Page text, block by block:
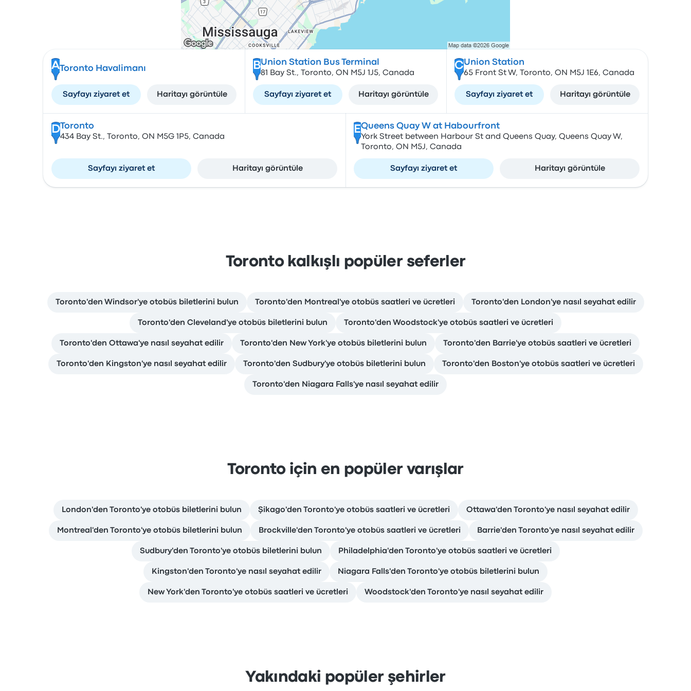
AToronto Havalimanı
Sayfayı ziyaret et Haritayı görüntüle
BUnion Station Bus Terminal
81 Bay St., Toronto, ON M5J 1J5, Canada
Sayfayı ziyaret et Haritayı görüntüle
CUnion Station
65 Front St W, Toronto, ON M5J 1E6, Canada
Sayfayı ziyaret et Haritayı görüntüle
DToronto
434 Bay St., Toronto, ON M5G 1P5, Canada
Sayfayı ziyaret et Haritayı görüntüle
EQueens Quay W at Habourfront
York Street between Harbour St and Queens Quay, Queens Quay W,
Toronto, ON M5J, Canada
Sayfayı ziyaret et Haritayı görüntüle
Toronto kalkışlı popüler seferler
Toronto'den Windsor'ye otobüs biletlerini bulun Toronto'den Montreal'ye otobüs saatleri ve ücretleri Toronto'den London'ye nasıl seyahat edilir
Toronto'den Cleveland'ye otobüs biletlerini bulun Toronto'den Woodstock'ye otobüs saatleri ve ücretleri
Toronto'den Ottawa'ye nasıl seyahat edilir Toronto'den New York'ye otobüs biletlerini bulun Toronto'den Barrie'ye otobüs saatleri ve ücretleri
Toronto'den Kingston'ye nasıl seyahat edilir Toronto'den Sudbury'ye otobüs biletlerini bulun Toronto'den Boston'ye otobüs saatleri ve ücretleri
Toronto'den Niagara Falls'ye nasıl seyahat edilir
Toronto için en popüler varışlar
London'den Toronto'ye otobüs biletlerini bulun Şikago'den Toronto'ye otobüs saatleri ve ücretleri Ottawa'den Toronto'ye nasıl seyahat edilir
Montreal'den Toronto'ye otobüs biletlerini bulun Brockville'den Toronto'ye otobüs saatleri ve ücretleri Barrie'den Toronto'ye nasıl seyahat edilir
Sudbury'den Toronto'ye otobüs biletlerini bulun Philadelphia'den Toronto'ye otobüs saatleri ve ücretleri
Kingston'den Toronto'ye nasıl seyahat edilir Niagara Falls'den Toronto'ye otobüs biletlerini bulun
New York'den Toronto'ye otobüs saatleri ve ücretleri Woodstock'den Toronto'ye nasıl seyahat edilir
Yakındaki popüler şehirler